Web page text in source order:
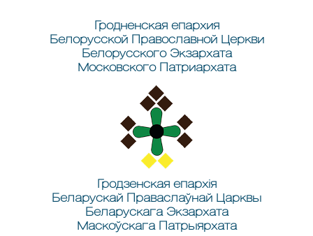
Гродненская епархия
Белорусской Православной Церкви
Белорусского Экзархата
Московского Патриархата
Гродзенская епархія
Беларускай Праваслаўнай Царквы
Беларускага Экзархата
Маскоўскага Патрыярхата